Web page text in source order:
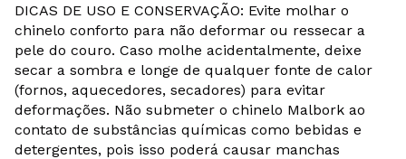
DICAS DE USO E CONSERVAÇÃO: Evite molhar o
chinelo conforto para não deformar ou ressecar a
pele do couro. Caso molhe acidentalmente, deixe
secar a sombra e longe de qualquer fonte de calor
(fornos, aquecedores, secadores) para evitar
deformações. Não submeter o chinelo Malbork ao
contato de substâncias químicas como bebidas e
detergentes, pois isso poderá causar manchas